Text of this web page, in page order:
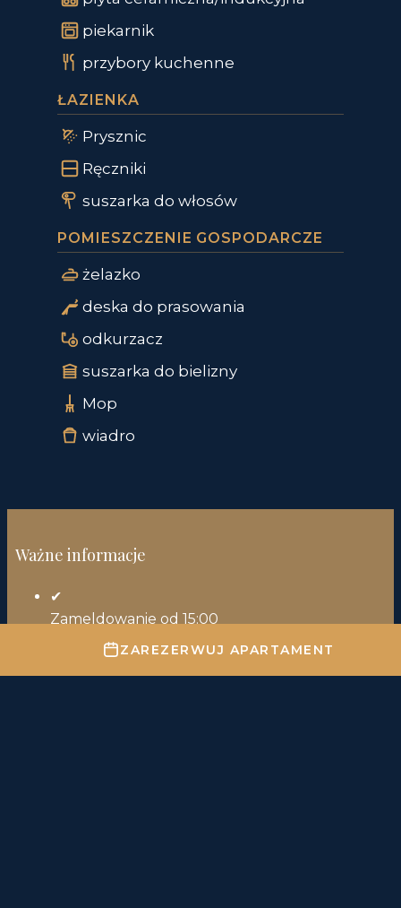
piekarnik
przybory kuchenne
ŁAZIENKA
Prysznic
Ręczniki
suszarka do włosów
POMIESZCZENIE GOSPODARCZE
żelazko
deska do prasowania
odkurzacz
suszarka do bielizny
Mop
wiadro
Ważne informacje
✔
Zameldowanie od 15:00
Wymeldowanie do 11:00
ZAREZERWUJ APARTAMENT